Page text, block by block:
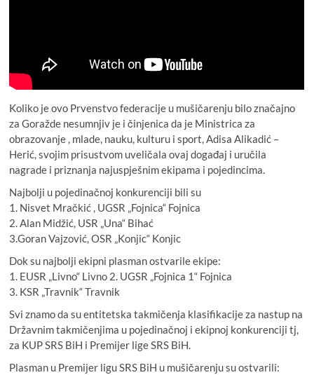
Koliko je ovo Prvenstvo federacije u mušičarenju bilo značajno
za Goražde nesumnjiv je i činjenica da je Ministrica za
obrazovanje , mlade, nauku, kulturu i sport, Adisa Alikadić –
Herić, svojim prisustvom uveličala ovaj događaj i uručila
nagrade i priznanja najuspješnim ekipama i pojedincima.
Najbolji u pojedinačnoj konkurenciji bili su
1. Nisvet Mračkić , UGSR „Fojnica“ Fojnica
2. Alan Midžić, USR „Una“ Bihać
3.Goran Vajzović, OSR „Konjic“ Konjic
Dok su najbolji ekipni plasman ostvarile ekipe:
1. EUSR „Livno“ Livno 2. UGSR „Fojnica 1“ Fojnica
3. KSR „Travnik“ Travnik
Svi znamo da su entitetska takmičenja klasifikacije za nastup na
Državnim takmičenjima u pojedinačnoj i ekipnoj konkurenciji tj,
za KUP SRS BiH i Premijer lige SRS BiH.
Plasman u Premijer ligu SRS BiH u mušičarenju su ostvarili: